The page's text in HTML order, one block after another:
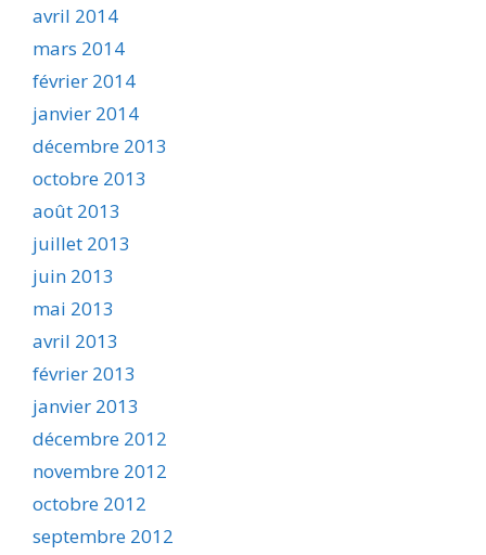
avril 2014
mars 2014
février 2014
janvier 2014
décembre 2013
octobre 2013
août 2013
juillet 2013
juin 2013
mai 2013
avril 2013
février 2013
janvier 2013
décembre 2012
novembre 2012
octobre 2012
septembre 2012